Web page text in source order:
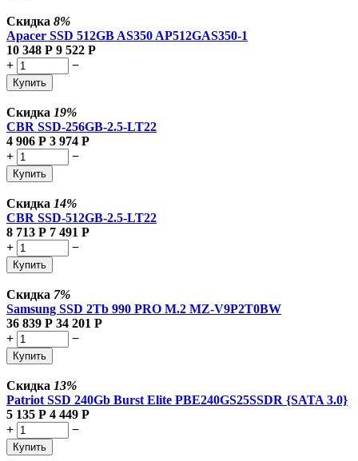
Скидка 8%
Apacer SSD 512GB AS350 AP512GAS350-1
10 348 Р 9 522 Р
+
−
Купить
Скидка 19%
CBR SSD-256GB-2.5-LT22
4 906 Р 3 974 Р
+
−
Купить
Скидка 14%
CBR SSD-512GB-2.5-LT22
8 713 Р 7 491 Р
+
−
Купить
Скидка 7%
Samsung SSD 2Tb 990 PRO M.2 MZ-V9P2T0BW
36 839 Р 34 201 Р
+
−
Купить
Скидка 13%
Patriot SSD 240Gb Burst Elite PBE240GS25SSDR {SATA 3.0}
5 135 Р 4 449 Р
+
−
Купить